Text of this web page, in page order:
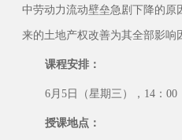
中劳动力流动壁垒急剧下降的原
来的土地产权改善为其全部影响
课程安排：
6月5日（星期三），14：00
授课地点：